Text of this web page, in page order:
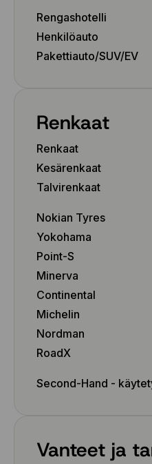
Rengashotelli
Henkilöauto
Pakettiauto/SUV/EV
Renkaat
Renkaat
Kesärenkaat
Talvirenkaat
Nokian Tyres
Yokohama
Point-S
Minerva
Continental
Michelin
Nordman
RoadX
Second-Hand -
Vanteet ja